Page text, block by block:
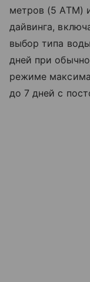
метров (5 ATM)
дайвинга,
выбор типа
дней при
режиме
до 7 дней с